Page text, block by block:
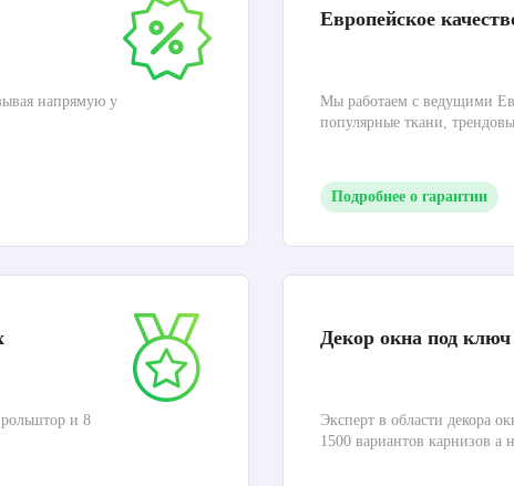
напрямую у
и 8
Европейское
Мы работаем с ведущими
популярные ткани,
Подробнее о гарантии
Декор окна под ключ
Эксперт в области декора
1500 вариантов карнизов а